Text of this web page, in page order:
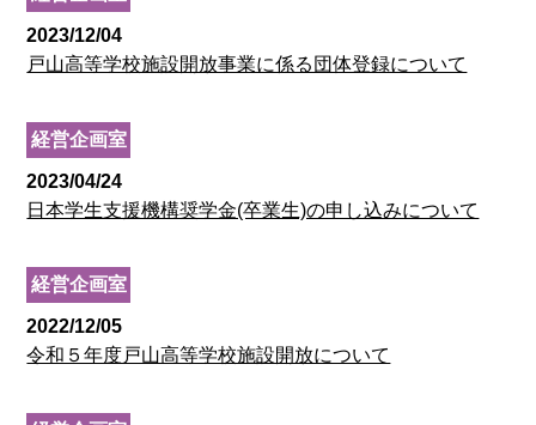
2023/12/04
戸山高等学校施設開放事業に係る団体登録について
経営企画室
2023/04/24
日本学生支援機構奨学金(卒業生)の申し込みについて
経営企画室
2022/12/05
令和５年度戸山高等学校施設開放について